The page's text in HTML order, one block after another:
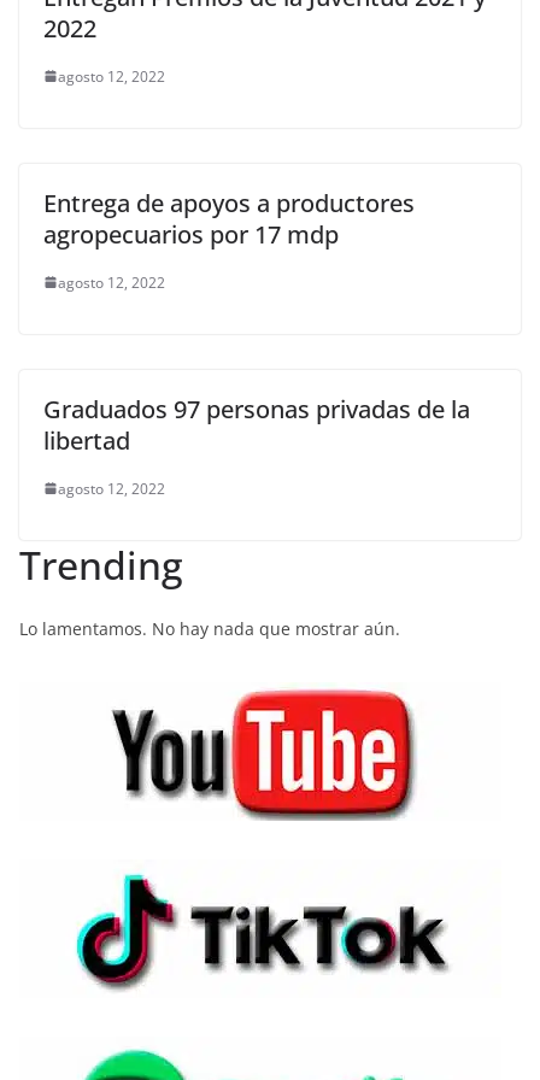
2022
agosto 12, 2022
Entrega de apoyos a productores
agropecuarios por 17 mdp
agosto 12, 2022
Graduados 97 personas privadas de la
libertad
agosto 12, 2022
Trending
Lo lamentamos. No hay nada que mostrar aún.